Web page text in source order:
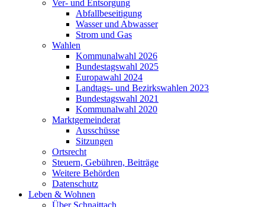
Ver- und Entsorgung
Abfallbeseitigung
Wasser und Abwasser
Strom und Gas
Wahlen
Kommunalwahl 2026
Bundestagswahl 2025
Europawahl 2024
Landtags- und Bezirkswahlen 2023
Bundestagswahl 2021
Kommunalwahl 2020
Marktgemeinderat
Ausschüsse
Sitzungen
Ortsrecht
Steuern, Gebühren, Beiträge
Weitere Behörden
Datenschutz
Leben & Wohnen
Über Schnaittach